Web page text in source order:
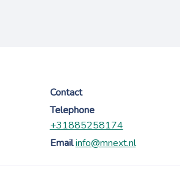
Contact
Telephone
+31885258174
Email info@mnext.nl